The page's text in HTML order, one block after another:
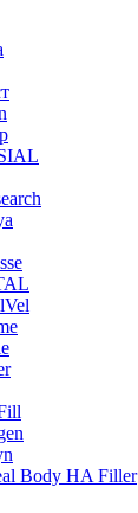
Body HA Filler